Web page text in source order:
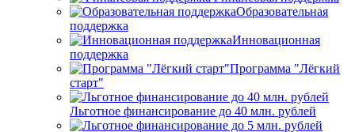
Образовательная
поддержка
Инновационная
поддержка
Программа "Лёгкий
старт"
Льготное финансирование до 40 млн. рублей